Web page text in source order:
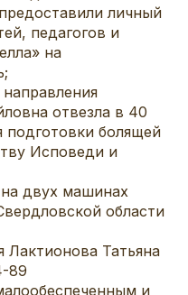
личный
педагогов и
на
отвезла в 40
подготовки болящей
Исповеди и
двух машинах
области
Лактионова Татьяна
89
и